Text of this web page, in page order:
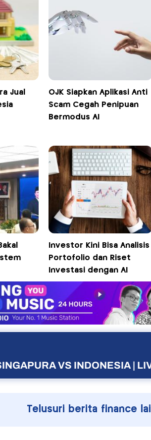
Jual
OJK Siapkan Aplikasi Anti
Scam Cegah Penipuan
Bermodus AI
Investor Kini Bisa Analisis
Portofolio dan Riset
Investasi dengan AI
VS INDONESIA |
Telusuri berita finance